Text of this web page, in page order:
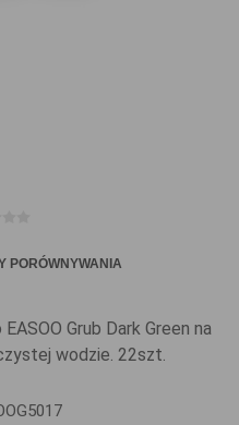
PORÓWNYWANIA
Grub Dark Green na
wodzie. 22szt.